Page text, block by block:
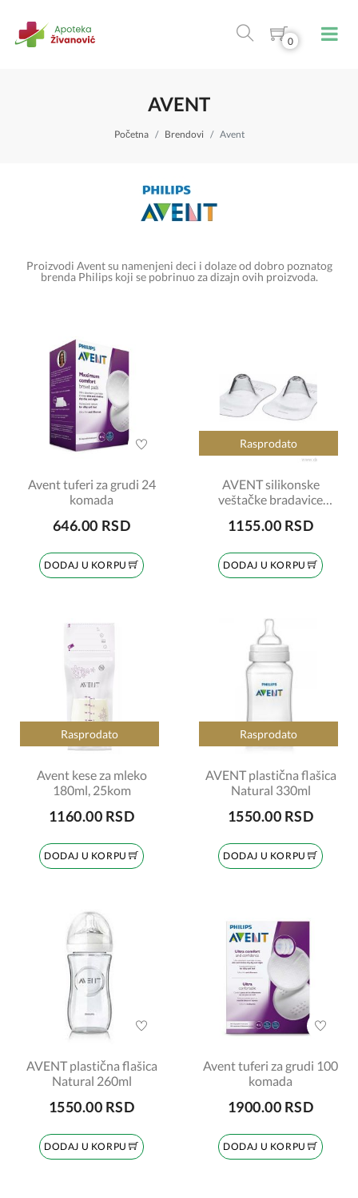
0
AVENT
Početna Brendovi Avent
Proizvodi Avent su namenjeni deci i dolaze od dobro poznatog
brenda Philips koji se pobrinuo za dizajn ovih proizvoda.
Avent tuferi za grudi 24
komada
646.00 RSD
DODAJ U KORPU
Rasprodato
AVENT silikonske
veštačke bradavice
1155.00 RSD
DODAJ U KORPU
Rasprodato
Avent kese za mleko
180ml, 25kom
1160.00 RSD
DODAJ U KORPU
Rasprodato
AVENT plastična flašica
Natural 330ml
1550.00 RSD
DODAJ U KORPU
AVENT plastična flašica
Natural 260ml
1550.00 RSD
DODAJ U KORPU
Avent tuferi za grudi 100
komada
1900.00 RSD
DODAJ U KORPU